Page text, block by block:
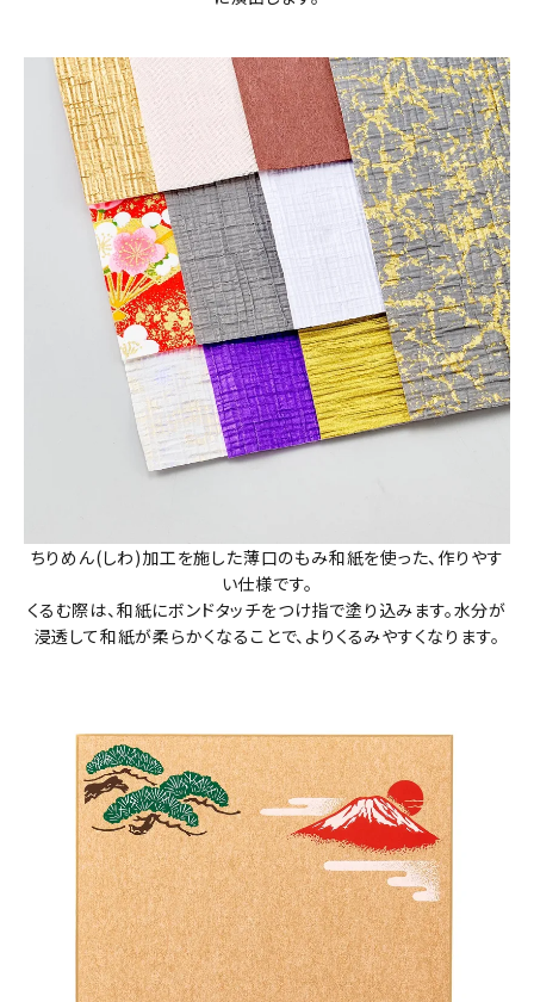
ちりめん(しわ)加工を施した薄口のもみ和紙を使った、作りやす
い仕様です。
くるむ際は、和紙にボンドタッチをつけ指で塗り込みます。水分が
浸透して和紙が柔らかくなることで、よりくるみやすくなります。